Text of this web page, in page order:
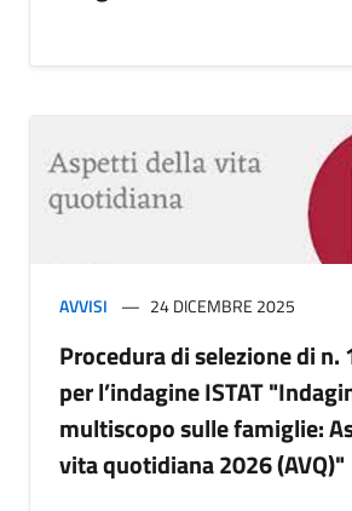
AVVISI 24 DICEMBRE 2025
Procedura di selezione di n.
per l’indagine ISTAT
multiscopo sulle famiglie:
vita quotidiana 2026 (AVQ)"